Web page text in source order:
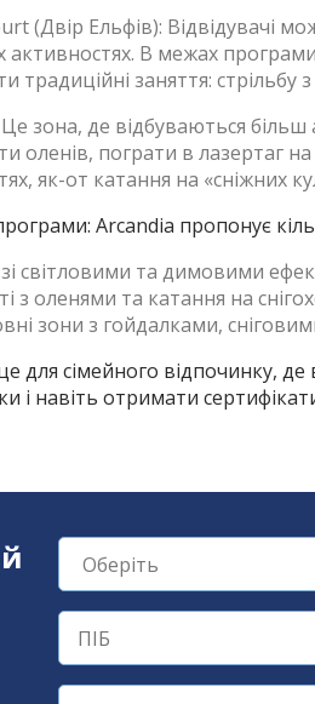
(Двір Ельфів): Відвідувачі
активностях. В межах
традиційні заняття: стрільбу
зона, де відбуваються
оленів, пограти в лазертаг
як-от катання на «сніжних
Arcandia пропонує
світловими та димовими
з оленями та катання на
зони з гойдалками,
для сімейного відпочинку,
і навіть отримати